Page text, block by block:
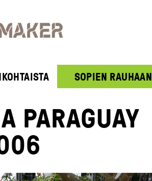
SOPIEN RAUHAAN
PARAGUAY